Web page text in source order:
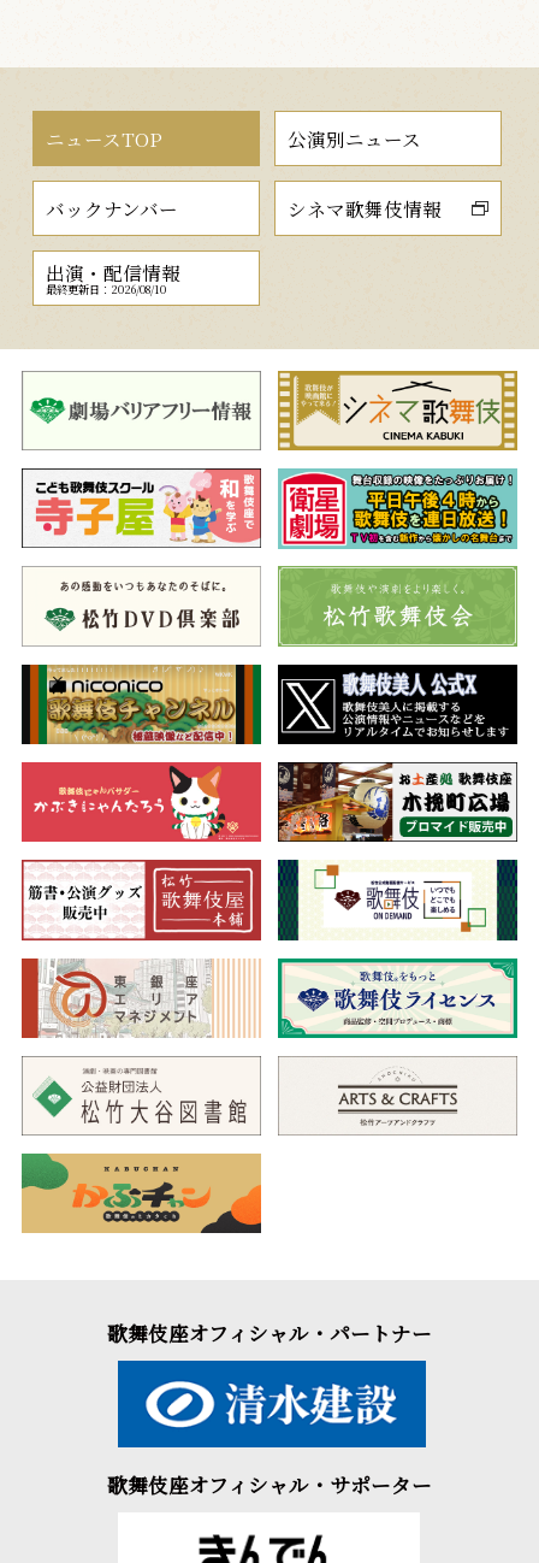
ニュースTOP 公演別ニュース
バックナンバー シネマ歌舞伎情報
出演・配信情報
最終更新日：2026/08/10
歌舞伎座オフィシャル・パートナー
歌舞伎座オフィシャル・サポーター